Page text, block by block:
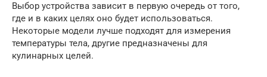
Выбор устройства зависит в первую очередь от того,
где и в каких целях оно будет использоваться.
Некоторые модели лучше подходят для измерения
температуры тела, другие предназначены для
кулинарных целей.